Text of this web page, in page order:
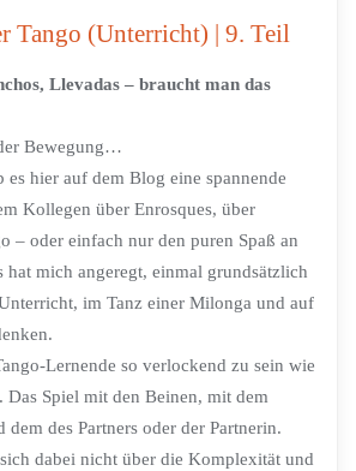
Tango (Unterricht) | 9. Teil
Llevadas – braucht man das
Bewegung…
es hier auf dem Blog eine spannende
Kollegen über Enrosques, über
– oder einfach nur den puren Spaß an
hat mich angeregt, einmal grundsätzlich
im Tanz einer Milonga und auf
Lernende so verlockend zu sein wie
Das Spiel mit den Beinen, mit dem
dem des Partners oder der Partnerin.
dabei nicht über die Komplexität und